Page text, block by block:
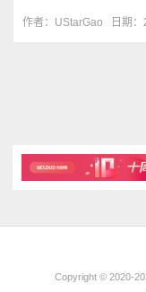
作者：UStarGao 日期
Copyright © 2020-